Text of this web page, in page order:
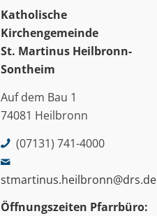
Katholische
Kirchengemeinde
St. Martinus Heilbronn-
Sontheim
Auf dem Bau 1
74081 Heilbronn
(07131) 741-4000
stmartinus.heilbronn@drs.de
Öffnungszeiten Pfarrbüro: